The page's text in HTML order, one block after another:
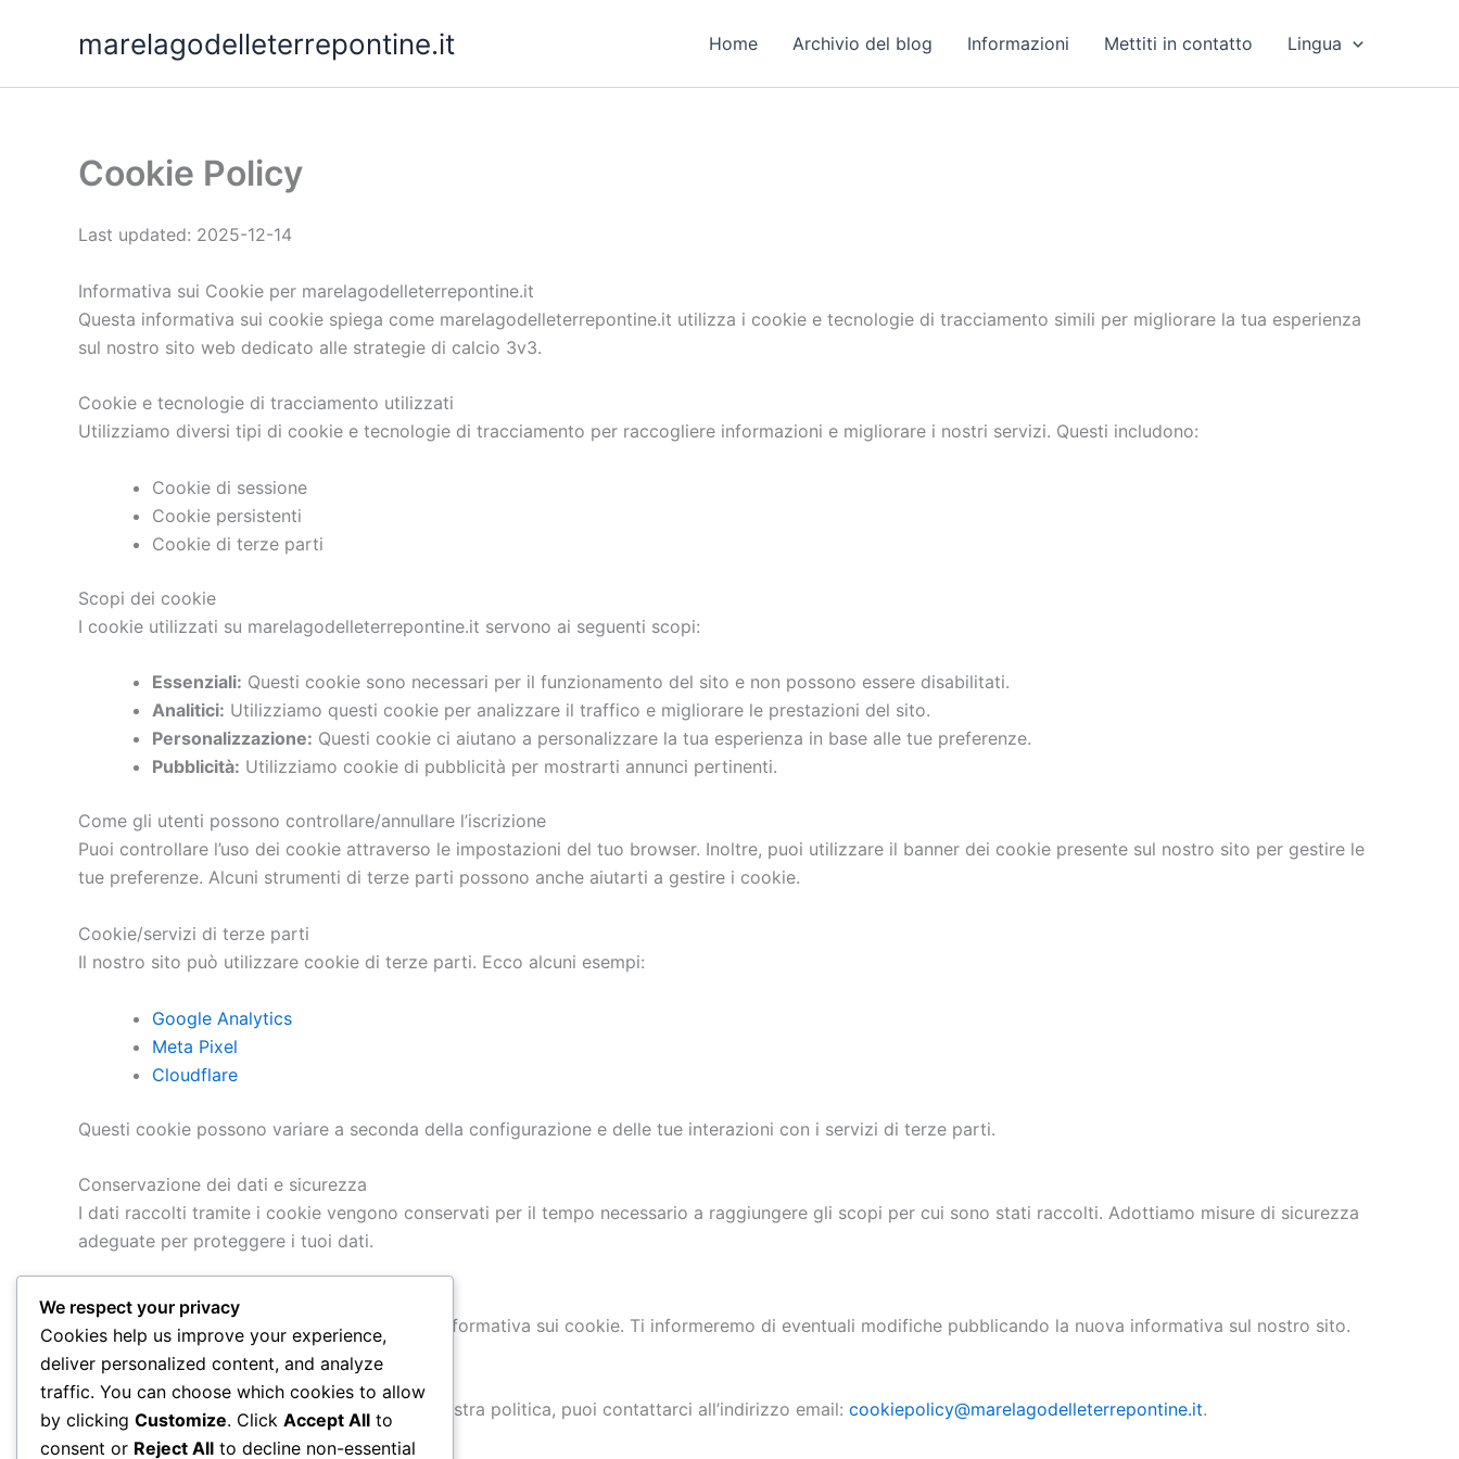
marelagodelleterrepontine.it Home Archivio del blog Informazioni Mettiti in contatto Lingua
Cookie Policy
Last updated: 2025-12-14
Informativa sui Cookie per marelagodelleterrepontine.it
Questa informativa sui cookie spiega come marelagodelleterrepontine.it utilizza i cookie e tecnologie di tracciamento simili per migliorare la tua esperienza
sul nostro sito web dedicato alle strategie di calcio 3v3.
Cookie e tecnologie di tracciamento utilizzati
Utilizziamo diversi tipi di cookie e tecnologie di tracciamento per raccogliere informazioni e migliorare i nostri servizi. Questi includono:
Cookie di sessione
Cookie persistenti
Cookie di terze parti
Scopi dei cookie
I cookie utilizzati su marelagodelleterrepontine.it servono ai seguenti scopi:
Essenziali: Questi cookie sono necessari per il funzionamento del sito e non possono essere disabilitati.
Analitici: Utilizziamo questi cookie per analizzare il traffico e migliorare le prestazioni del sito.
Personalizzazione: Questi cookie ci aiutano a personalizzare la tua esperienza in base alle tue preferenze.
Pubblicità: Utilizziamo cookie di pubblicità per mostrarti annunci pertinenti.
Come gli utenti possono controllare/annullare l’iscrizione
Puoi controllare l’uso dei cookie attraverso le impostazioni del tuo browser. Inoltre, puoi utilizzare il banner dei cookie presente sul nostro sito per gestire le
tue preferenze. Alcuni strumenti di terze parti possono anche aiutarti a gestire i cookie.
Cookie/servizi di terze parti
Il nostro sito può utilizzare cookie di terze parti. Ecco alcuni esempi:
Google Analytics
Meta Pixel
Cloudflare
Questi cookie possono variare a seconda della configurazione e delle tue interazioni con i servizi di terze parti.
Conservazione dei dati e sicurezza
I dati raccolti tramite i cookie vengono conservati per il tempo necessario a raggiungere gli scopi per cui sono stati raccolti. Adottiamo misure di sicurezza
adeguate per proteggere i tuoi dati.
Aggiornamenti alla politica
Ci riserviamo il diritto di aggiornare questa informativa sui cookie. Ti informeremo di eventuali modifiche pubblicando la nuova informativa sul nostro sito.
Informazioni di contatto
Per ulteriori informazioni sui cookie e sulla nostra politica, puoi contattarci all’indirizzo email: cookiepolicy@marelagodelleterrepontine.it.
We respect your privacy
Cookies help us improve your experience,
deliver personalized content, and analyze
traffic. You can choose which cookies to allow
by clicking Customize. Click Accept All to
consent or Reject All to decline non-essential